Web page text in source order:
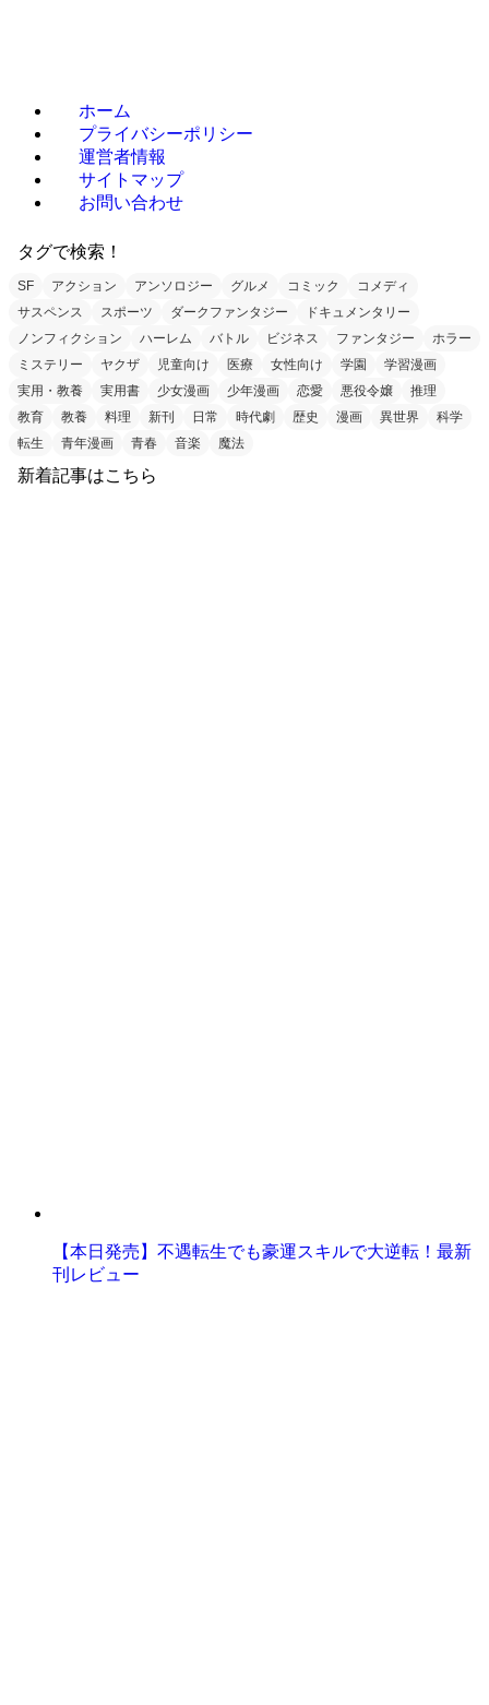
ホーム
プライバシーポリシー
運営者情報
サイトマップ
お問い合わせ
タグで検索！
SF アクション アンソロジー グルメ コミック
コメディ
サスペンス
スポーツ ダークファンタジー
ドキュメンタリー
ノンフィクション
ハーレム バトル ビジネス ファンタジー
ホラー
ミステリー
ヤクザ 児童向け 医療 女性向け 学園
学習漫画
実用・教養
実用書 少女漫画 少年漫画 恋愛 悪役令嬢
推理
教育
教養 料理 新刊 日常 時代劇 歴史 漫画 異世界
科学
転生
青年漫画 青春 音楽 魔法
新着記事はこちら
【本日発売】不遇転生でも豪運スキルで大逆転！最新
刊レビュー